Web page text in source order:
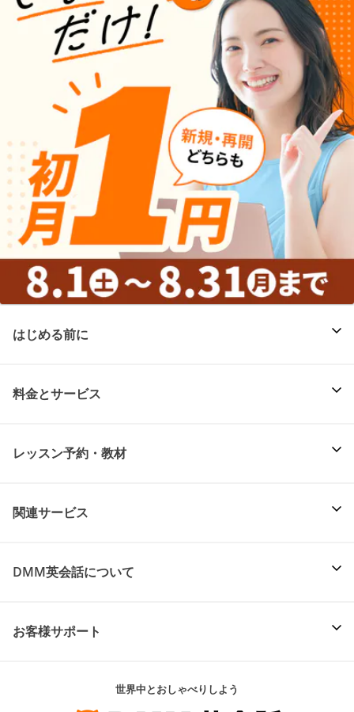
はじめる前に
料金とサービス
レッスン予約・教材
関連サービス
DMM英会話について
お客様サポート
世界中とおしゃべりしよう